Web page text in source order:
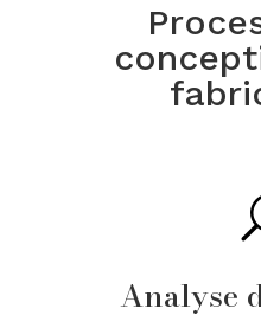
Analyse